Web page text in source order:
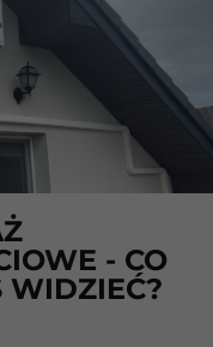
- CO
WIDZIEĆ?